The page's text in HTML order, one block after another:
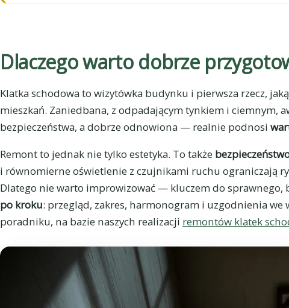
Dlaczego warto dobrze
Klatka schodowa to wizytówka budynku i pierwsza rzecz,
mieszkań. Zaniedbana, z odpadającym tynkiem i
bezpieczeństwa, a dobrze odnowiona — realnie podnosi
Remont to jednak nie tylko estetyka. To także
i równomierne oświetlenie z czujnikami ruchu ograniczają
Dlatego nie warto improwizować — kluczem do sprawnego,
po kroku: przegląd, zakres, harmonogram i uzgodnienia we
poradniku, na bazie naszych realizacji remontów klatek